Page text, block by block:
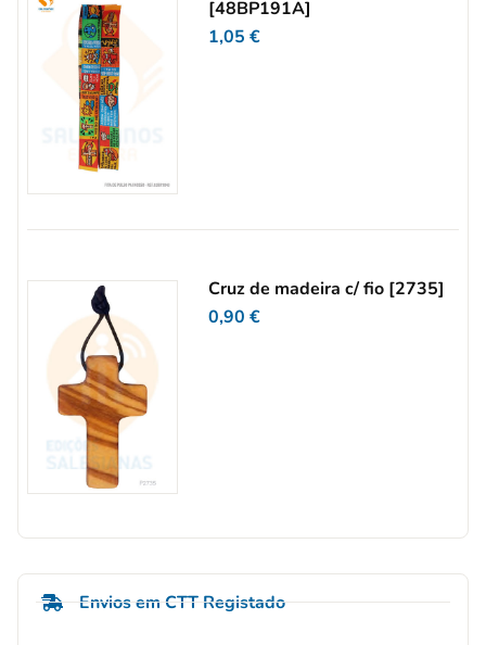
[48BP191A]
1,05€
Cruz de madeira c/ fio [2735]
0,90€
Envios em CTT Registado